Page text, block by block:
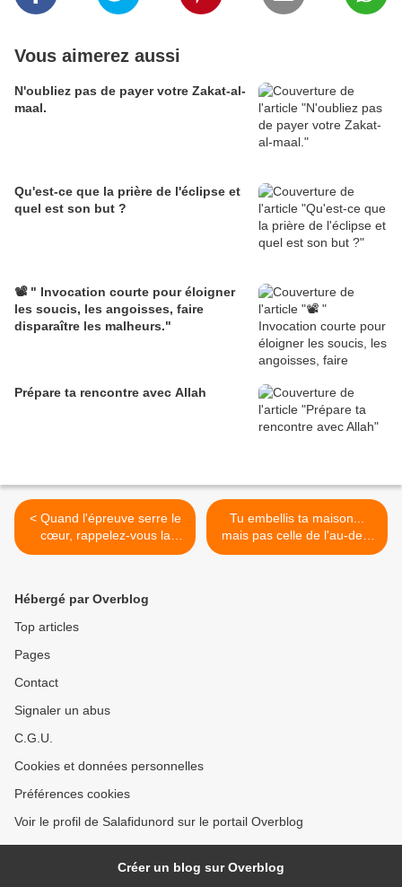
Vous aimerez aussi
N'oubliez pas de payer votre Zakat-al-
maal.
Qu'est-ce que la prière de l'éclipse et
quel est son but ?
📽️ " Invocation courte pour éloigner
les soucis, les angoisses, faire
disparaître les malheurs."
Prépare ta rencontre avec Allah
< Quand l'épreuve serre le
cœur, rappelez-vous la
Promesse d'Allāh
Tu embellis ta maison...
mais pas celle de l'au-delà
>
Hébergé par Overblog
Top articles
Pages
Contact
Signaler un abus
C.G.U.
Cookies et données personnelles
Préférences cookies
Voir le profil de Salafidunord sur le portail Overblog
Créer un blog sur Overblog